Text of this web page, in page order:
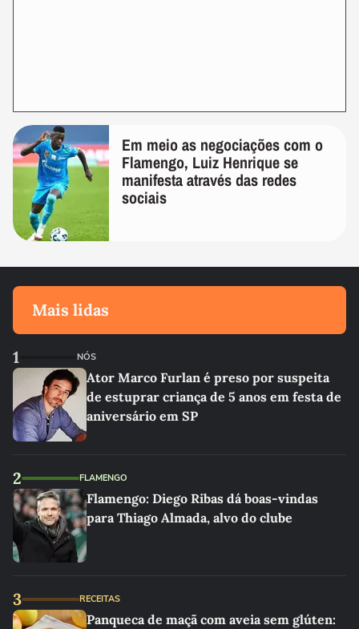
Em meio as negociações com o
Flamengo, Luiz Henrique se
manifesta através das redes
sociais
Mais lidas
1 NÓS
Ator Marco Furlan é preso por suspeita
de estuprar criança de 5 anos em festa de
aniversário em SP
2 FLAMENGO
Flamengo: Diego Ribas dá boas-vindas
para Thiago Almada, alvo do clube
3 RECEITAS
Panqueca de maçã com aveia sem glúten: